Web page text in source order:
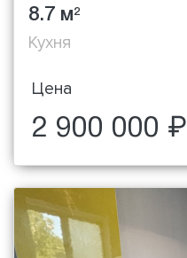
8.7 м2
Кухня
Цена
2 900 000 ₽